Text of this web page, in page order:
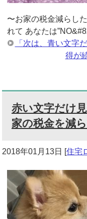
〜お家の税金減らし
れて あなたは
「次は、青い文字
得が
赤い文字だけ
家の税金を減
2018年01月13日 [住宅